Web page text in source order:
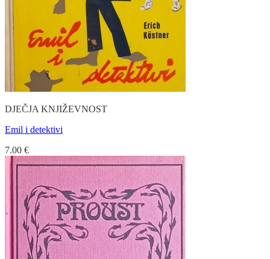
DJEČJA KNJIŽEVNOST
Emil i detektivi
7.00 €